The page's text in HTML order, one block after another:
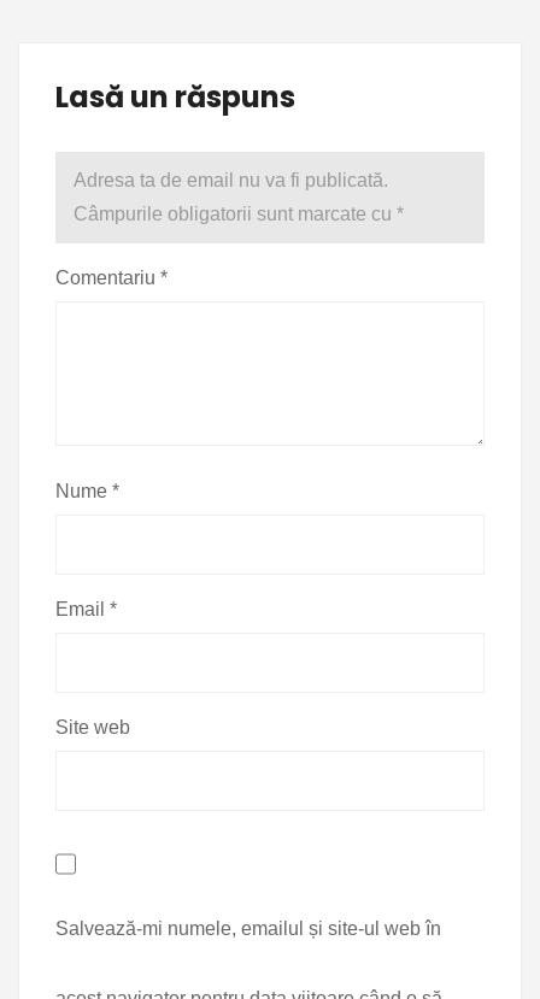
Lasă un răspuns
Adresa ta de email nu va fi publicată.
Câmpurile obligatorii sunt marcate cu *
Comentariu *
Nume *
Email *
Site web
Salvează-mi numele, emailul și site-ul web în